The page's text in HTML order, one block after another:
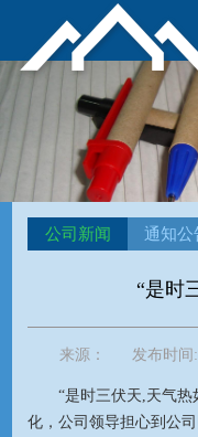
公司新闻 通知公
“是时
来源： 发布时间:
“是时三伏天,天气
化，公司领导担心到公